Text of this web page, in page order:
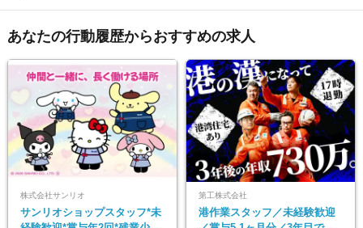
あなたの行動履歴からおすすめの求人
株式会社サンリオ
サンリオショップスタッフ*未
第工株式会社
港作業スタッフ／未経験歓迎